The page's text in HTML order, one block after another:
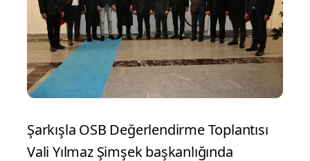
Şarkışla OSB Değerlendirme Toplantısı
Vali Yılmaz Şimşek başkanlığında